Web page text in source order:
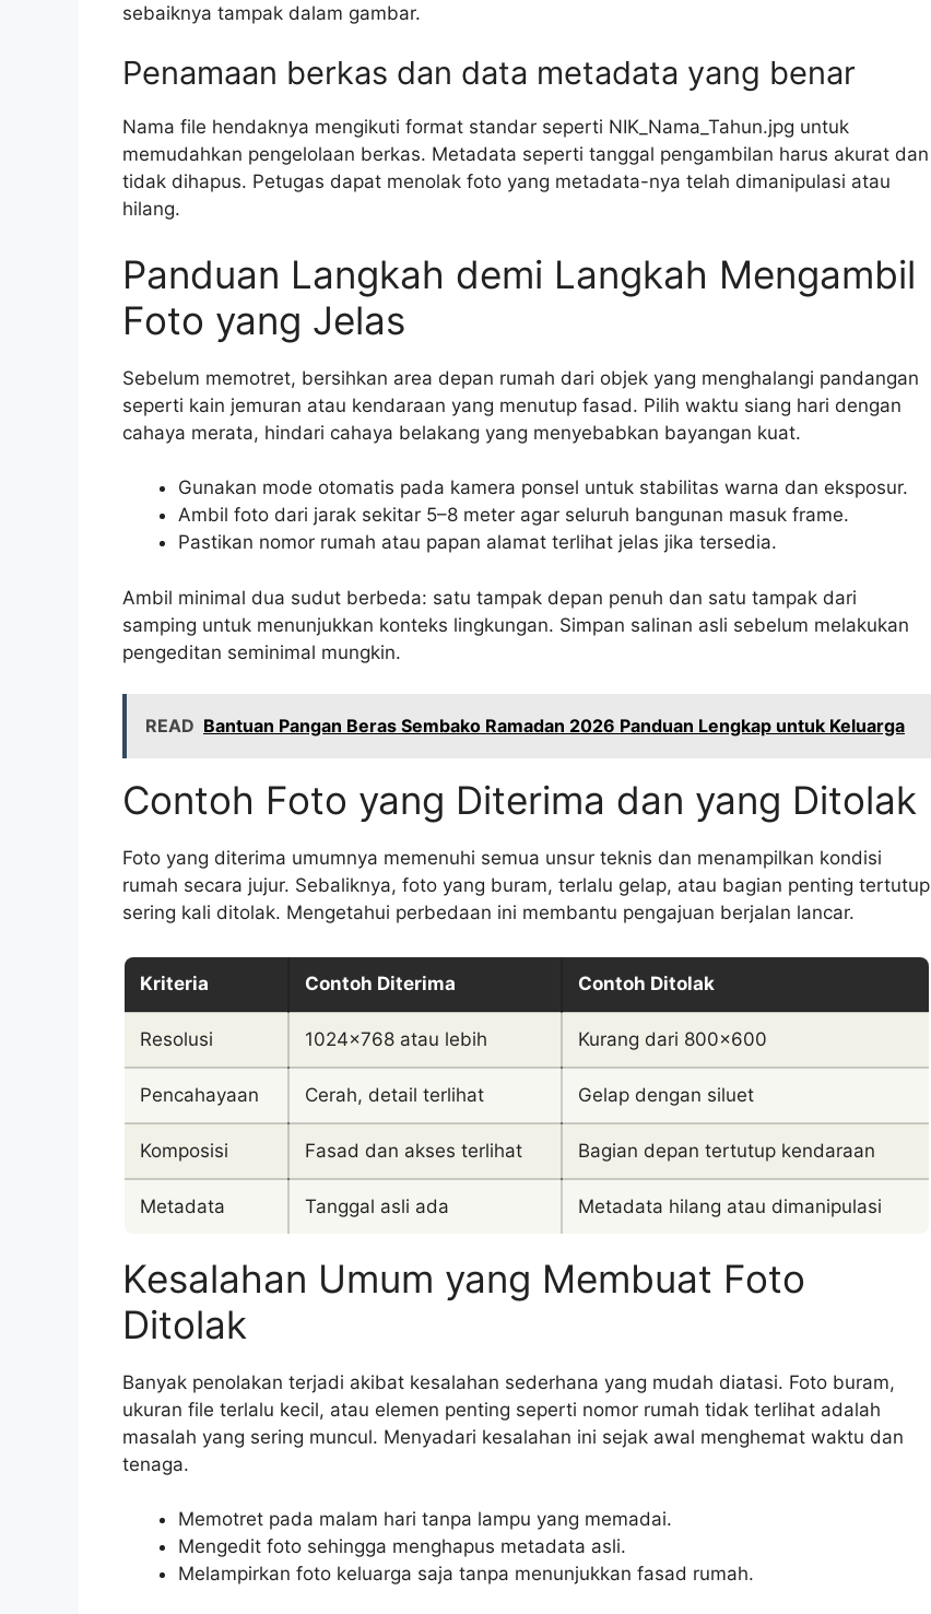
sebaiknya tampak dalam gambar.
Penamaan berkas dan data metadata yang benar
Nama file hendaknya mengikuti format standar seperti NIK_Nama_Tahun.jpg untuk
memudahkan pengelolaan berkas. Metadata seperti tanggal pengambilan harus akurat dan
tidak dihapus. Petugas dapat menolak foto yang metadata-nya telah dimanipulasi atau
hilang.
Panduan Langkah demi Langkah Mengambil
Foto yang Jelas
Sebelum memotret, bersihkan area depan rumah dari objek yang menghalangi pandangan
seperti kain jemuran atau kendaraan yang menutup fasad. Pilih waktu siang hari dengan
cahaya merata, hindari cahaya belakang yang menyebabkan bayangan kuat.
Gunakan mode otomatis pada kamera ponsel untuk stabilitas warna dan eksposur.
Ambil foto dari jarak sekitar 5–8 meter agar seluruh bangunan masuk frame.
Pastikan nomor rumah atau papan alamat terlihat jelas jika tersedia.
Ambil minimal dua sudut berbeda: satu tampak depan penuh dan satu tampak dari
samping untuk menunjukkan konteks lingkungan. Simpan salinan asli sebelum melakukan
pengeditan seminimal mungkin.
READ Bantuan Pangan Beras Sembako Ramadan 2026 Panduan Lengkap untuk Keluarga
Contoh Foto yang Diterima dan yang Ditolak
Foto yang diterima umumnya memenuhi semua unsur teknis dan menampilkan kondisi
rumah secara jujur. Sebaliknya, foto yang buram, terlalu gelap, atau bagian penting tertutup
sering kali ditolak. Mengetahui perbedaan ini membantu pengajuan berjalan lancar.
Kriteria Contoh Diterima Contoh Ditolak
Resolusi 1024×768 atau lebih Kurang dari 800×600
Pencahayaan Cerah, detail terlihat Gelap dengan siluet
Komposisi Fasad dan akses terlihat Bagian depan tertutup kendaraan
Metadata Tanggal asli ada Metadata hilang atau dimanipulasi
Kesalahan Umum yang Membuat Foto
Ditolak
Banyak penolakan terjadi akibat kesalahan sederhana yang mudah diatasi. Foto buram,
ukuran file terlalu kecil, atau elemen penting seperti nomor rumah tidak terlihat adalah
masalah yang sering muncul. Menyadari kesalahan ini sejak awal menghemat waktu dan
tenaga.
Memotret pada malam hari tanpa lampu yang memadai.
Mengedit foto sehingga menghapus metadata asli.
Melampirkan foto keluarga saja tanpa menunjukkan fasad rumah.